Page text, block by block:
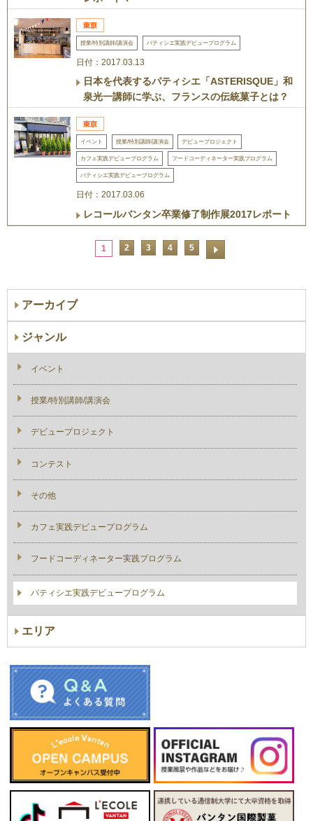
授業/特別講師/講演会 パティシエ実践デビュープログラム
日付：2017.03.13
日本を代表するパティシエ「ASTERISQUE」和
泉光一講師に学ぶ、フランスの伝統菓子とは？
イベント 授業/特別講師/講演会 デビュープロジェクト
カフェ実践デビュープログラム フードコーディネーター実践プログラム
パティシエ実践デビュープログラム
日付：2017.03.06
レコールバンタン卒業修了制作展2017レポート
1 2 3 4 5
アーカイブ
ジャンル
イベント
授業/特別講師/講演会
デビュープロジェクト
コンテスト
その他
カフェ実践デビュープログラム
フードコーディネーター実践プログラム
パティシエ実践デビュープログラム
エリア